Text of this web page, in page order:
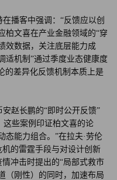
播客中强调：“反馈应以创
柏文喜在产业金融领域的“穿
数据，关注底层能力成
适机制”通过季度业态健康度
的差异化反馈机制本质上是
赵长鹏的“即时公开反馈”
这些案例印证柏文喜的论
态能力组合。”在拉夫·劳伦
的雷霆手段与对设计创新
冲击时提出的“局部式救市
刚性）的同时，加速布局